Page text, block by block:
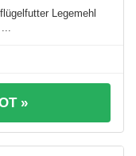
Legemehl
...
»